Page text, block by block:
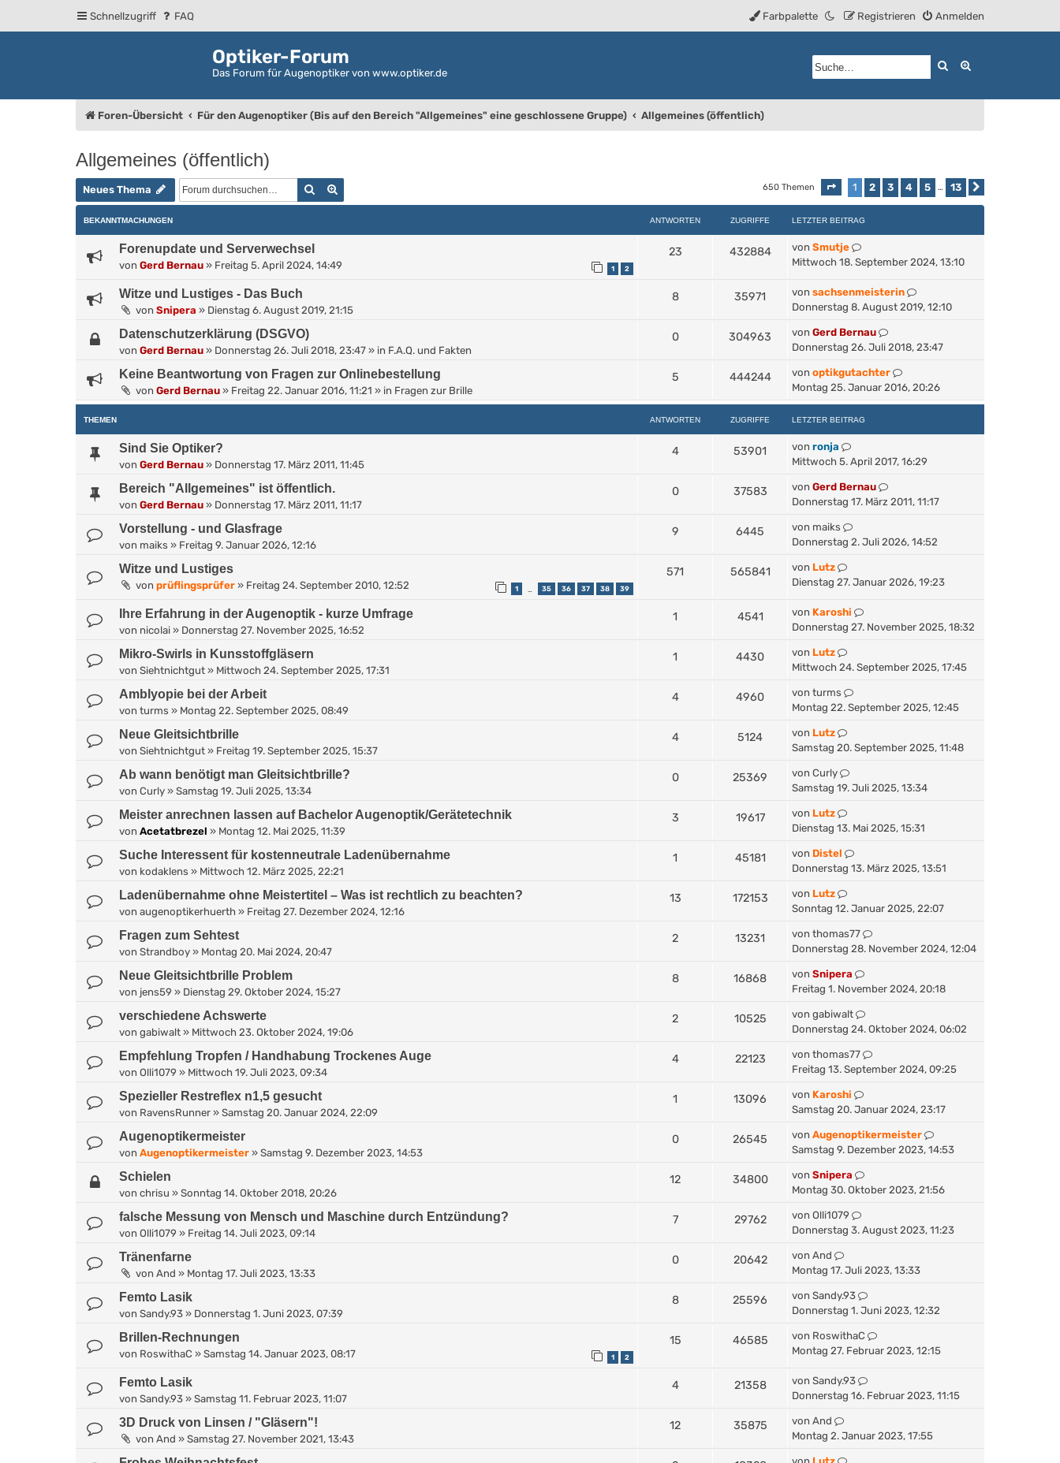
Schnellzugriff FAQ Anmelden
Registrieren
Farbpalette
Optiker-Forum
Das Forum für Augenoptiker von www.optiker.de
Suche
Foren-Übersicht Für den Augenoptiker (Bis auf den Bereich "Allgemeines" eine geschlossene Gruppe) Allgemeines (öffentlich)
Allgemeines (öffentlich)
Neues Thema Suche 650 Themen Seite 1von 13
1 2 3 4 5 … 13
BEKANNTMACHUNGEN ANTWORTEN ZUGRIFFE LETZTER BEITRAG
Forenupdate und Serverwechsel
von Gerd Bernau » Freitag 5. April 2024, 14:49 1 2
23 432884 von Smutje
Mittwoch 18. September 2024, 13:10
Witze und Lustiges - Das Buch
von Snipera » Dienstag 6. August 2019, 21:15
8 35971 von sachsenmeisterin
Donnerstag 8. August 2019, 12:10
Datenschutzerklärung (DSGVO)
von Gerd Bernau » Donnerstag 26. Juli 2018, 23:47 » in F.A.Q. und Fakten
0 304963 von Gerd Bernau
Donnerstag 26. Juli 2018, 23:47
Keine Beantwortung von Fragen zur Onlinebestellung
von Gerd Bernau » Freitag 22. Januar 2016, 11:21 » in Fragen zur Brille
5 444244 von optikgutachter
Montag 25. Januar 2016, 20:26
THEMEN ANTWORTEN ZUGRIFFE LETZTER BEITRAG
Sind Sie Optiker?
von Gerd Bernau » Donnerstag 17. März 2011, 11:45
4 53901 von ronja
Mittwoch 5. April 2017, 16:29
Bereich "Allgemeines" ist öffentlich.
von Gerd Bernau » Donnerstag 17. März 2011, 11:17
0 37583 von Gerd Bernau
Donnerstag 17. März 2011, 11:17
Vorstellung - und Glasfrage
von maiks » Freitag 9. Januar 2026, 12:16
9 6445 von maiks
Donnerstag 2. Juli 2026, 14:52
Witze und Lustiges
von prüflingsprüfer » Freitag 24. September 2010, 12:52 1 35 36 37 38 39
571 565841 von Lutz
Dienstag 27. Januar 2026, 19:23
Ihre Erfahrung in der Augenoptik - kurze Umfrage
von nicolai » Donnerstag 27. November 2025, 16:52
1 4541 von Karoshi
Donnerstag 27. November 2025, 18:32
Mikro-Swirls in Kunsstoffgläsern
von Siehtnichtgut » Mittwoch 24. September 2025, 17:31
1 4430 von Lutz
Mittwoch 24. September 2025, 17:45
Amblyopie bei der Arbeit
von turms » Montag 22. September 2025, 08:49
4 4960 von turms
Montag 22. September 2025, 12:45
Neue Gleitsichtbrille
von Siehtnichtgut » Freitag 19. September 2025, 15:37
4 5124 von Lutz
Samstag 20. September 2025, 11:48
Ab wann benötigt man Gleitsichtbrille?
von Curly » Samstag 19. Juli 2025, 13:34
0 25369 von Curly
Samstag 19. Juli 2025, 13:34
Meister anrechnen lassen auf Bachelor Augenoptik/Gerätetechnik
von Acetatbrezel » Montag 12. Mai 2025, 11:39
3 19617 von Lutz
Dienstag 13. Mai 2025, 15:31
Suche Interessent für kostenneutrale Ladenübernahme
von kodaklens » Mittwoch 12. März 2025, 22:21
1 45181 von Distel
Donnerstag 13. März 2025, 13:51
Ladenübernahme ohne Meistertitel – Was ist rechtlich zu beachten?
von augenoptikerhuerth » Freitag 27. Dezember 2024, 12:16
13 172153 von Lutz
Sonntag 12. Januar 2025, 22:07
Fragen zum Sehtest
von Strandboy » Montag 20. Mai 2024, 20:47
2 13231 von thomas77
Donnerstag 28. November 2024, 12:04
Neue Gleitsichtbrille Problem
von jens59 » Dienstag 29. Oktober 2024, 15:27
8 16868 von Snipera
Freitag 1. November 2024, 20:18
verschiedene Achswerte
von gabiwalt » Mittwoch 23. Oktober 2024, 19:06
2 10525 von gabiwalt
Donnerstag 24. Oktober 2024, 06:02
Empfehlung Tropfen / Handhabung Trockenes Auge
von Olli1079 » Mittwoch 19. Juli 2023, 09:34
4 22123 von thomas77
Freitag 13. September 2024, 09:25
Spezieller Restreflex n1,5 gesucht
von RavensRunner » Samstag 20. Januar 2024, 22:09
1 13096 von Karoshi
Samstag 20. Januar 2024, 23:17
Augenoptikermeister
von Augenoptikermeister » Samstag 9. Dezember 2023, 14:53
0 26545 von Augenoptikermeister
Samstag 9. Dezember 2023, 14:53
Schielen
von chrisu » Sonntag 14. Oktober 2018, 20:26
12 34800 von Snipera
Montag 30. Oktober 2023, 21:56
falsche Messung von Mensch und Maschine durch Entzündung?
von Olli1079 » Freitag 14. Juli 2023, 09:14
7 29762 von Olli1079
Donnerstag 3. August 2023, 11:23
Tränenfarne
von And » Montag 17. Juli 2023, 13:33
0 20642 von And
Montag 17. Juli 2023, 13:33
Femto Lasik
von Sandy.93 » Donnerstag 1. Juni 2023, 07:39
8 25596 von Sandy.93
Donnerstag 1. Juni 2023, 12:32
Brillen-Rechnungen
von RoswithaC » Samstag 14. Januar 2023, 08:17 1 2
15 46585 von RoswithaC
Montag 27. Februar 2023, 12:15
Femto Lasik
von Sandy.93 » Samstag 11. Februar 2023, 11:07
4 21358 von Sandy.93
Donnerstag 16. Februar 2023, 11:15
3D Druck von Linsen / "Gläsern"!
von And » Samstag 27. November 2021, 13:43
12 35875 von And
Montag 2. Januar 2023, 17:55